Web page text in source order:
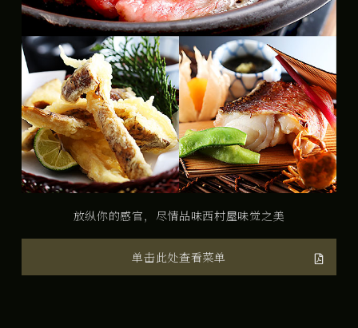
放纵你的感官，尽情品味西村屋味觉之美
单击此处查看菜单